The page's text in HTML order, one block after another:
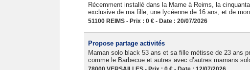
Récemment installé dans la Marne à Reims, la
exclusive de ma fille, une lycéenne de 16 ans, et de mon
51100 REIMS - Prix : 0 € - Date : 20/07/2026
Propose partage activités
Maman solo black 53 ans et sa fille métisse de 23 ans
comme le Barbecue et autres avec d’autres mamans